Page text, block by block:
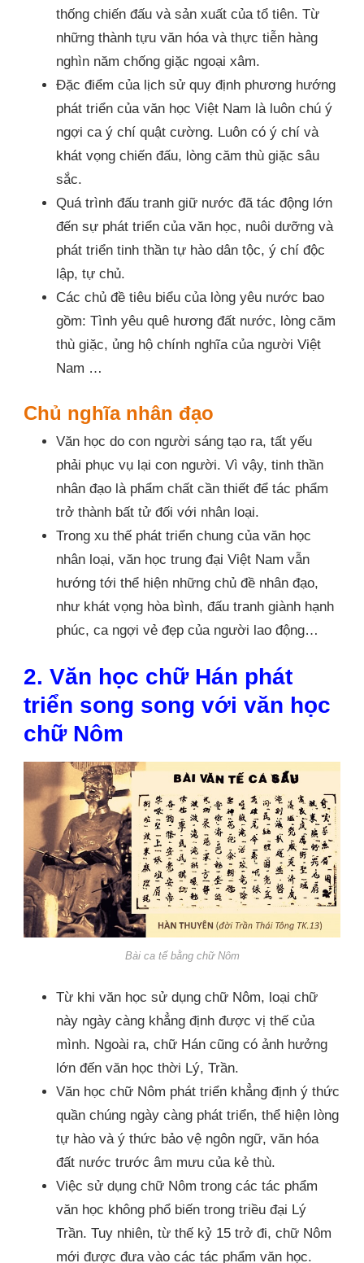
thống chiến đấu và sản xuất của tổ tiên. Từ
những thành tựu văn hóa và thực tiễn hàng
nghìn năm chống giặc ngoại xâm.
Đặc điểm của lịch sử quy định phương hướng
phát triển của văn học Việt Nam là luôn chú ý
ngợi ca ý chí quật cường. Luôn có ý chí và
khát vọng chiến đấu, lòng căm thù giặc sâu
sắc.
Quá trình đấu tranh giữ nước đã tác động lớn
đến sự phát triển của văn học, nuôi dưỡng và
phát triển tinh thần tự hào dân tộc, ý chí độc
lập, tự chủ.
Các chủ đề tiêu biểu của lòng yêu nước bao
gồm: Tình yêu quê hương đất nước, lòng căm
thù giặc, ủng hộ chính nghĩa của người Việt
Nam …
Chủ nghĩa nhân đạo
Văn học do con người sáng tạo ra, tất yếu
phải phục vụ lại con người. Vì vậy, tinh thần
nhân đạo là phẩm chất cần thiết để tác phẩm
trở thành bất tử đối với nhân loại.
Trong xu thế phát triển chung của văn học
nhân loại, văn học trung đại Việt Nam vẫn
hướng tới thể hiện những chủ đề nhân đạo,
như khát vọng hòa bình, đấu tranh giành hạnh
phúc, ca ngợi vẻ đẹp của người lao động…
2. Văn học chữ Hán phát
triển song song với văn học
chữ Nôm
Bài ca tế bằng chữ Nôm
Từ khi văn học sử dụng chữ Nôm, loại chữ
này ngày càng khẳng định được vị thế của
mình. Ngoài ra, chữ Hán cũng có ảnh hưởng
lớn đến văn học thời Lý, Trần.
Văn học chữ Nôm phát triển khẳng định ý thức
quần chúng ngày càng phát triển, thể hiện lòng
tự hào và ý thức bảo vệ ngôn ngữ, văn hóa
đất nước trước âm mưu của kẻ thù.
Việc sử dụng chữ Nôm trong các tác phẩm
văn học không phổ biến trong triều đại Lý
Trần. Tuy nhiên, từ thế kỷ 15 trở đi, chữ Nôm
mới được đưa vào các tác phẩm văn học.